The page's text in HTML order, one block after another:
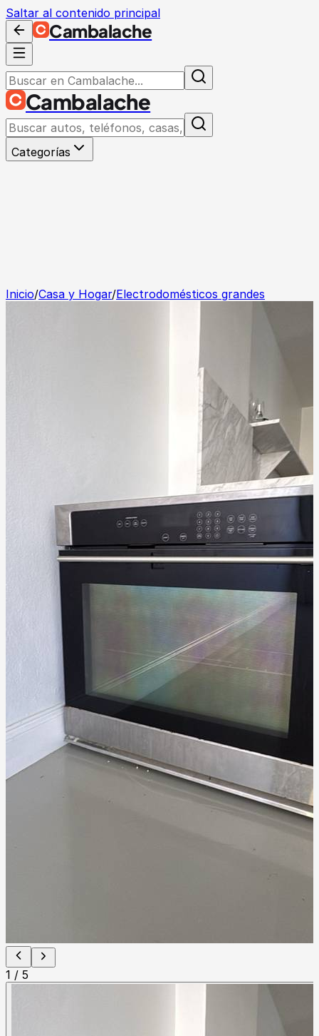
Saltar al contenido principal
Cambalache
Cambalache
Categorías
Inicio/Casa y Hogar/Electrodomésticos grandes
1 / 5